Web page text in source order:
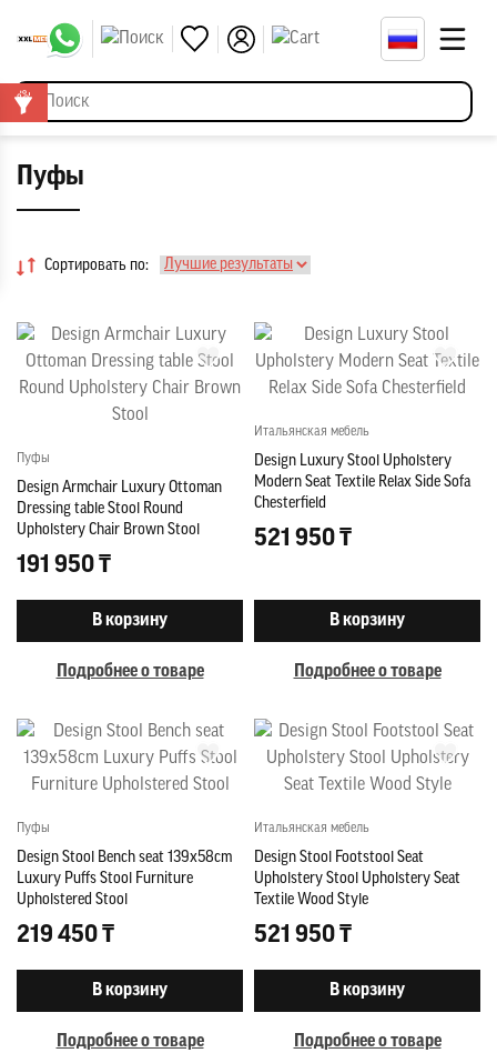
Пуфы
Сортировать по:
Пуфы
Design Armchair Luxury Ottoman
Dressing table Stool Round
Upholstery Chair Brown Stool
191 950 ₸
В корзину
Подробнее о товаре
Итальянская мебель
Design Luxury Stool Upholstery
Modern Seat Textile Relax Side Sofa
Chesterfield
521 950 ₸
В корзину
Подробнее о товаре
Пуфы
Design Stool Bench seat 139x58cm
Luxury Puffs Stool Furniture
Upholstered Stool
219 450 ₸
В корзину
Подробнее о товаре
Итальянская мебель
Design Stool Footstool Seat
Upholstery Stool Upholstery Seat
Textile Wood Style
521 950 ₸
В корзину
Подробнее о товаре